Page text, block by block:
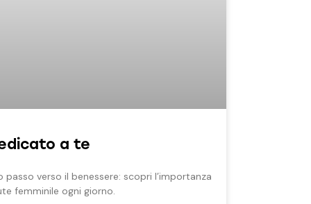
a te
passo verso il benessere: scopri l’importanza
femminile ogni giorno.